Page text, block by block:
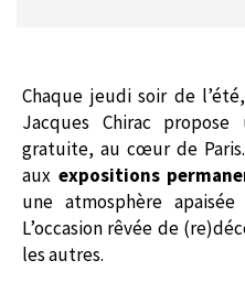
Chaque jeudi soir de
Jacques Chirac
gratuite, au cœur de
aux expositions
une atmosphère
L’occasion rêvée de
les autres.